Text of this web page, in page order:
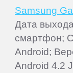
Samsung
Дата
смартфон;
Android;
Android 4.2